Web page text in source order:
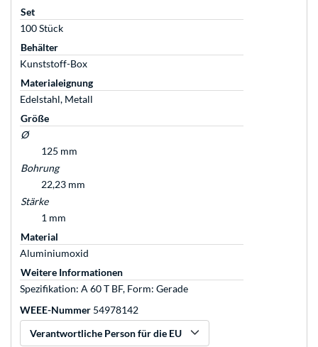
Set
100 Stück
Behälter
Kunststoff-Box
Materialeignung
Edelstahl, Metall
Größe
Ø
125 mm
Bohrung
22,23 mm
Stärke
1 mm
Material
Aluminiumoxid
Weitere Informationen
Spezifikation: A 60 T BF, Form: Gerade
WEEE-Nummer 54978142
Verantwortliche Person für die EU